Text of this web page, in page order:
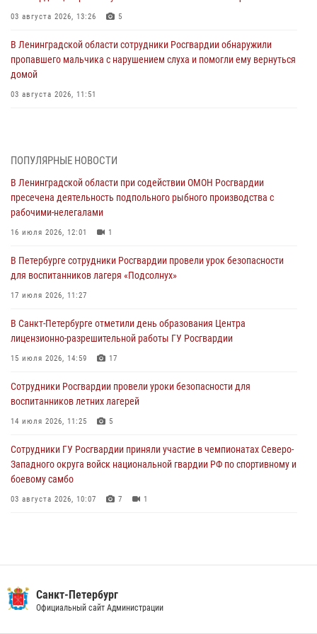
03 августа 2026, 13:26 5
В Ленинградской области сотрудники Росгвардии обнаружили
пропавшего мальчика с нарушением слуха и помогли ему вернуться
домой
03 августа 2026, 11:51
03 августа 2026, 10:15 1
Сотрудники ГУ Росгвардии приняли участие в чемпионатах Северо-
Западного округа войск национальной гвардии РФ по спортивному и
боевому самбо
03 августа 2026, 10:07
В Ленобласти сотрудники ОМОН Росгвардии оказали содействие
полиции в проведении профилактического мероприятия
03 августа 2026, 09:16
В Петербурге сотрудники Росгвардии обеспечили правопорядок в
День Воздушно-десантных войск
02 августа 2026, 19:30 10
Сотрудники Росгвардии на Пушкинской улице задержали двух
граждан, подозреваемых в попытке поджога одного из баров в
центре города
ПОПУЛЯРНЫЕ НОВОСТИ
В Ленинградской области при содействии ОМОН Росгвардии
пресечена деятельность подпольного рыбного производства с
рабочими-нелегалами
16 июля 2026, 12:01 1
В Петербурге сотрудники Росгвардии провели урок безопасности
для воспитанников лагеря «Подсолнух»
17 июля 2026, 11:27
В Санкт-Петербурге отметили день образования Центра
лицензионно-разрешительной работы ГУ Росгвардии
15 июля 2026, 14:59 17
Сотрудники Росгвардии провели уроки безопасности для
воспитанников летних лагерей
14 июля 2026, 11:25 5
Сотрудники ГУ Росгвардии приняли участие в чемпионатах Северо-
Западного округа войск национальной гвардии РФ по спортивному и
боевому самбо
03 августа 2026, 10:07 7 1
В Красногвардейском районе росгвардейцы задержали хулигана,
угрожавшего мужчине пневматическим пистолетом
Санкт-Петербург
Официальный сайт Администрации